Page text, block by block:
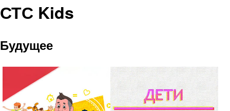
СТС Kids
Будущее